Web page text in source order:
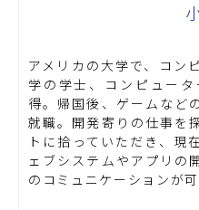
アメリカの大学で、コン
学の学士、コンピュー
得。帰国後、ゲームなど
就職。開発寄りの仕事を
トに拾っていただき、現
ェブシステムやアプリの
のコミュニケーションが可